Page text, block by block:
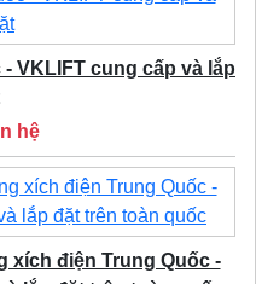
VKLIFT cung cấp và lắp
hệ
xích điện Trung Quốc -